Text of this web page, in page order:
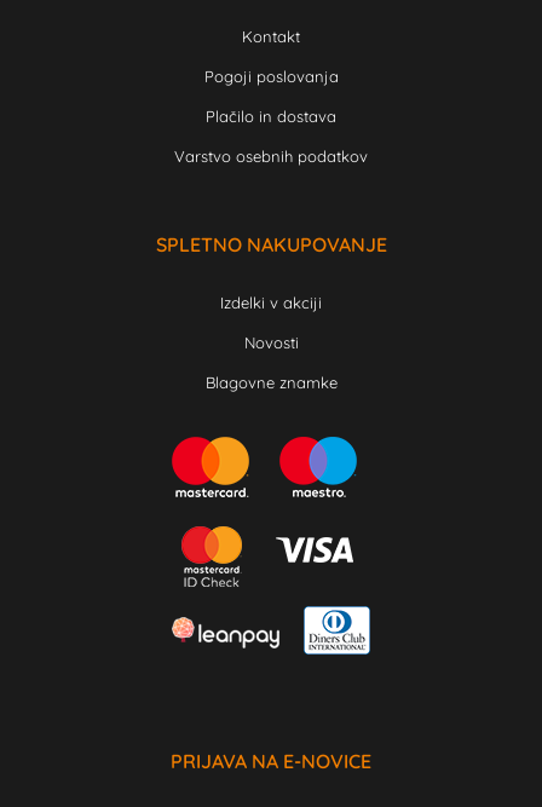
Kontakt
Pogoji poslovanja
Plačilo in dostava
Varstvo osebnih podatkov
SPLETNO NAKUPOVANJE
Izdelki v akciji
Novosti
Blagovne znamke
PRIJAVA NA E-NOVICE